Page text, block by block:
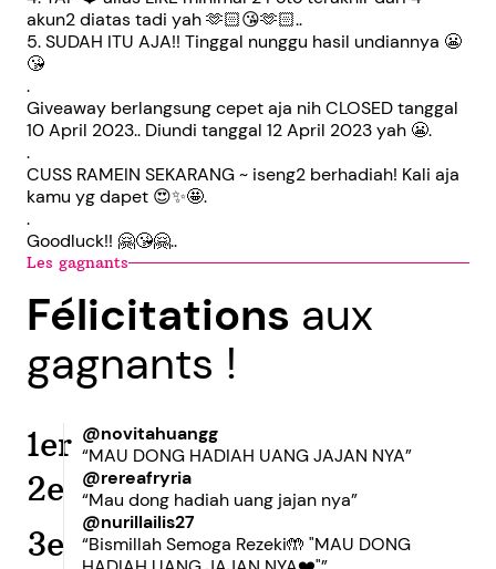
akun2 diatas tadi yah 🫶🏻😘🫶🏻..
5. SUDAH ITU AJA!! Tinggal nunggu hasil undiannya 😬
😘
.
Giveaway berlangsung cepet aja nih CLOSED tanggal
10 April 2023.. Diundi tanggal 12 April 2023 yah 😬.
.
CUSS RAMEIN SEKARANG ~ iseng2 berhadiah! Kali aja
kamu yg dapet 😍✨🤩.
.
Goodluck!! 🤗😘🤗..
Les gagnants
Félicitations aux
gagnants !
1er @novitahuangg
“MAU DONG HADIAH UANG JAJAN NYA”
2e
@rereafryria
“Mau dong hadiah uang jajan nya”
3e
@nurillailis27
“Bismillah Semoga Rezeki🤲 "MAU DONG